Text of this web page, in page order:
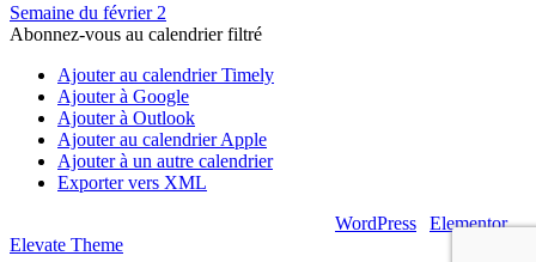
Semaine du février 2
Abonnez-vous au calendrier filtré
Ajouter au calendrier Timely
Ajouter à Google
Ajouter à Outlook
Ajouter au calendrier Apple
Ajouter à un autre calendrier
Exporter vers XML
WordPress Elementor|
Elevate Theme